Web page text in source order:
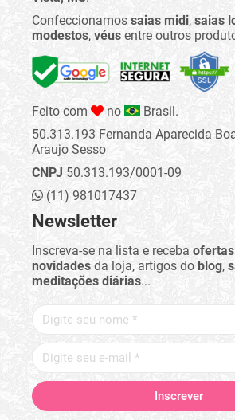
Confeccionamos saias midi, saias
modestos, véus entre outros
Feito com no
Brasil.
50.313.193 Fernanda Aparecida
Araujo Sesso
CNPJ 50.313.193/0001-09
(11) 981017437
Newsletter
Inscreva-se na lista e receba ofertas
novidades da loja, artigos do blog,
meditações diárias...